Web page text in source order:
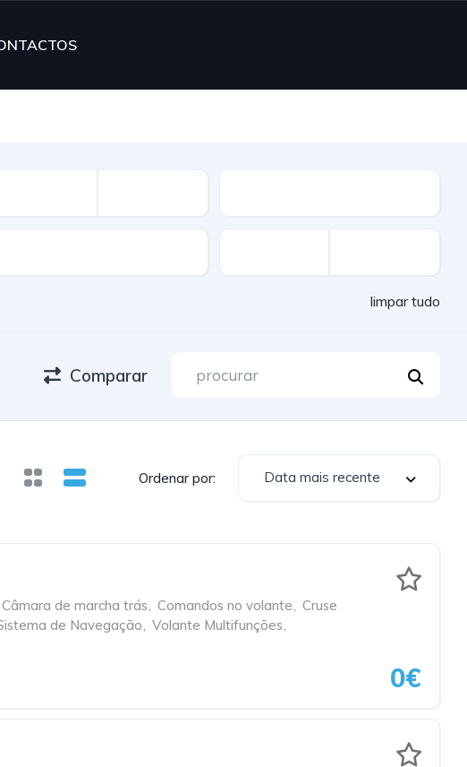
limpar tudo
Comparar
Ordenar por: Data mais recente
Câmara de marcha trás, Comandos no volante, Cruse
de Navegação, Volante Multifunções,
0€